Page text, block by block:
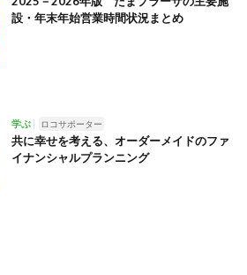
設・年末年始営業時間状況まとめ
学ぶ ロコサポーター
共に幸せを考える、オーダーメイドのファ
イナンシャルプランニング